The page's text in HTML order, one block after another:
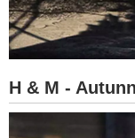
H & M -